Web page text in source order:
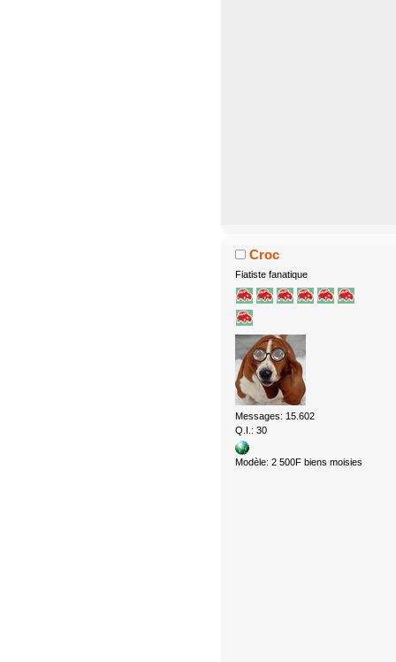
Croc
Fiatiste fanatique
Messages: 15.602
Q.I.: 30
Modèle: 2 500F biens moisies